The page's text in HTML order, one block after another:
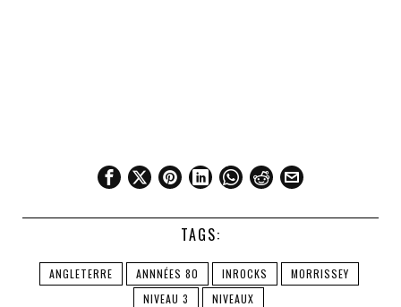
TAGS:
ANGLETERRE ANNNÉES 80 INROCKS
MORRISSEY
NIVEAU 3
NIVEAUX